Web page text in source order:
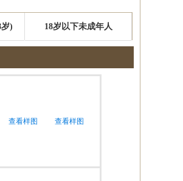
) 18岁以下未成年人
查看样图 查看样图